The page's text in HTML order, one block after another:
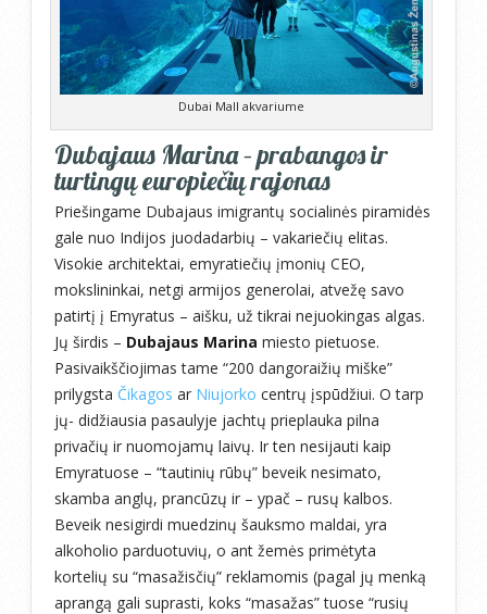
Dubai Mall akvariume
Dubajaus Marina – prabangos ir
turtingų europiečių rajonas
Priešingame Dubajaus imigrantų socialinės piramidės
gale nuo Indijos juodadarbių – vakariečių elitas.
Visokie architektai, emyratiečių įmonių CEO,
mokslininkai, netgi armijos generolai, atvežę savo
patirtį į Emyratus – aišku, už tikrai nejuokingas algas.
Jų širdis – Dubajaus Marina miesto pietuose.
Pasivaikščiojimas tame “200 dangoraižių miške”
prilygsta Čikagos ar Niujorko centrų įspūdžiui. O tarp
jų- didžiausia pasaulyje jachtų prieplauka pilna
privačių ir nuomojamų laivų. Ir ten nesijauti kaip
Emyratuose – “tautinių rūbų” beveik nesimato,
skamba anglų, prancūzų ir – ypač – rusų kalbos.
Beveik nesigirdi muedzinų šauksmo maldai, yra
alkoholio parduotuvių, o ant žemės primėtyta
kortelių su “masažisčių” reklamomis (pagal jų menką
aprangą gali suprasti, koks “masažas” tuose “rusių